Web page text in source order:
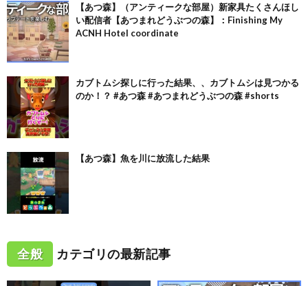
【あつ森】（アンティークな部屋）新家具たくさんほし
い配信者【あつまれどうぶつの森】：Finishing My
ACNH Hotel coordinate
カブトムシ探しに行った結果、、カブトムシは見つかる
のか！？ #あつ森 #あつまれどうぶつの森 #shorts
【あつ森】魚を川に放流した結果
全般 カテゴリの最新記事